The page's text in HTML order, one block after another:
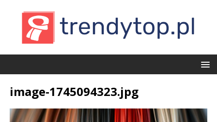
image-1745094323.jpg